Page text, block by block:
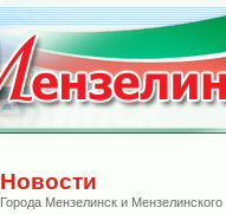
Новости
Города Мензелинск и Мензелинского